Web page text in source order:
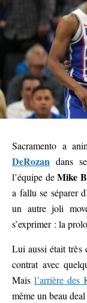
Sacramento a
DeRozan dans
l’équipe deMike
a fallu se séparer
un autre joli
s’exprimer : la
Lui aussi était très
contrat avec
Maisl’arrière des
même un beau